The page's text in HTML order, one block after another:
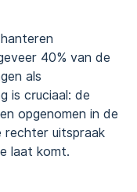
40% van de
als
is cruciaal: de
opgenomen in de
uitspraak
laat komt.